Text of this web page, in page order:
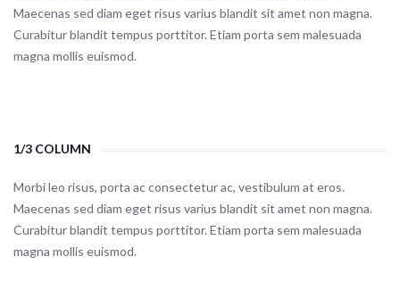
Maecenas sed diam eget risus varius blandit sit amet non magna.
Curabitur blandit tempus porttitor. Etiam porta sem malesuada
magna mollis euismod.
1/3 COLUMN
Morbi leo risus, porta ac consectetur ac, vestibulum at eros.
Maecenas sed diam eget risus varius blandit sit amet non magna.
Curabitur blandit tempus porttitor. Etiam porta sem malesuada
magna mollis euismod.